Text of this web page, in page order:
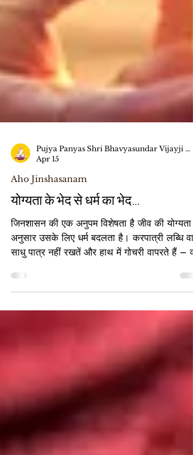
Apr 15
Aho Jinshasanam
योग्यता के भेद से धर्म का भेद…
जिनशासन की एक अनुपम विशेषता है जीव की योग्यता
अनुसार उसके लिए धर्म बदलता है। करपात्री लब्धि
साधु पात्र नहीं रखतें और हाथ में गोचरी वापरते हैं – वह
हाथ से आहार गिरता नहीं।) ऐसी लब्धि न हो, तो साधु
पात्र रखते हैं – वह उसके लिए धर्म है। (क्योंकि अगर
पात्र न रखे, तो हाथ से आहार गिर सकता है, लोकनिंदा
होती है... और भी कई दोष हैं।) जिन्होंने पर्याप्त शास्त्र-
अध्ययन कर लिय